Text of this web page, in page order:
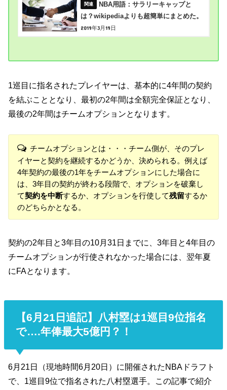
NBA用語：サラリーキャップと
は？wikipediaよりも超簡単にまとめた。
2019年3月19日
1巡目に指名されたプレイヤーは、基本的に4年間の契約
を結ぶこととなり、最初の2年間は全額完全保証となり、
最後の2年間はチームオプションとなります。
チームオプションとは・・・チーム側が、そのプレ
イヤーと契約を継続するかどうか、決められる。例えば
4年契約の最後の1年をチームオプションにした場合に
は、3年目の契約が終わる段階で、オプションを破棄し
て契約を中断するか、オプションを行使して残留するか
のどちらかとなる。
契約の2年目と3年目の10月31日までに、3年目と4年目の
チームオプションが行使されなかった場合には、翌年夏
にFAとなります。
【6月21日追記】八村塁は1巡目9位指名
で….年俸最大5億円？！
6月21日（現地時間6月20日）に開催されたNBAドラフト
で、1巡目9位で指名された八村塁選手。この記事で紹介